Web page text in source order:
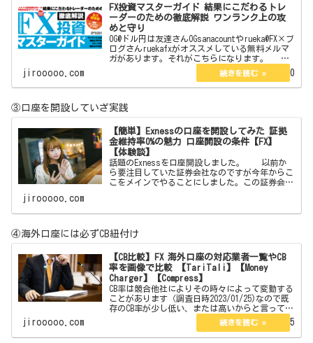
FX投資マスターガイド 結果にこだわるトレ
ーダーのための徹底解説 ワンランク上の攻
めと守り
OG@ドル円は友達さんOGsanacountやrueka@FX×ブ
ログさんruekafxがオススメしている無料メルマ
ガがあります。それがこちらになります。
【無料】現役プロトレーダーが総合監修したFX投
資E-BOOK図解オールカラー12…
jirooooo.com 2022.09.20
③口座を開設していざ実践
【簡単】Exnessの口座を開設してみた 証拠
金維持率0%の魅力 口座開設の条件【FX】
【体験談】
話題のExnessを口座開設しました。 以前か
ら要注目していた証券会社なのですが今年からこ
こをメインでやることにしました。この証券会社
す。 【簡単
jirooooo.com
④海外口座には必ずCB紐付け
【CB比較】FX 海外口座の対応業者一覧やCB
率を画像で比較 【TariTali】【Money
Charger】【Compress】
CB率は競合他社によりその時々によって変動する
ことがあります（調査日時2023/01/25)なので既
存のCB率が少し低い、または高いからと言ってず
っとそのままという訳でもありません。今現在は
口座開設している海外口座は3つありその3つのCB
率…
jirooooo.com 2023.01.25